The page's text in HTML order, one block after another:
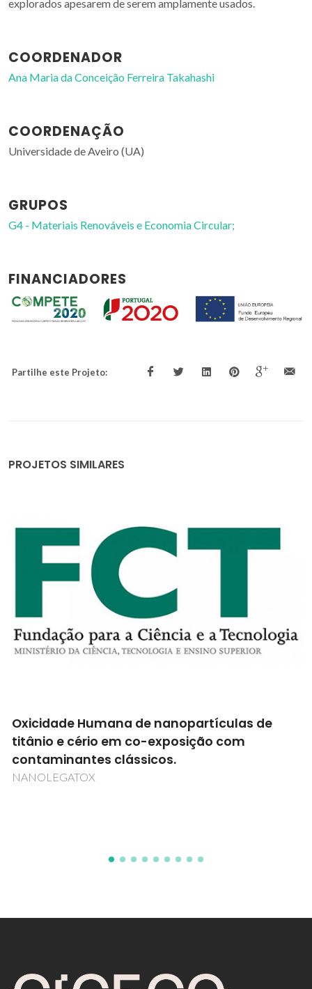
explorados apesarem de serem amplamente usados.
COORDENADOR
Ana Maria da Conceição Ferreira Takahashi
COORDENAÇÃO
Universidade de Aveiro (UA)
GRUPOS
G4 - Materiais Renováveis e Economia Circular;
FINANCIADORES
Partilhe este Projeto:
PROJETOS SIMILARES
Temperaturas baixas de síntese de filmes
funcionais para aplicações em substratos de
baixo custo
PTDC/CTM/108319/2008